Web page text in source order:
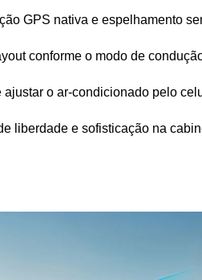
GPS nativa e espelhamento
conforme o modo de
o ar-condicionado pelo
liberdade e sofisticação na